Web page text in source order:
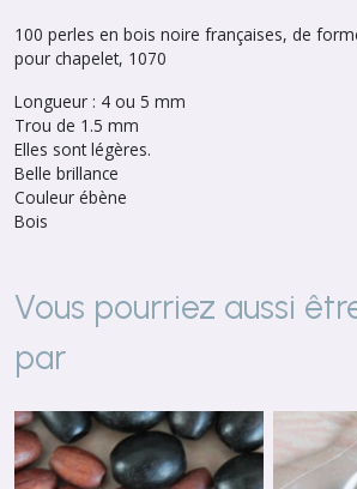
100 perles en bois noire françaises, de
pour chapelet, 1070
Longueur : 4 ou 5 mm
Trou de 1.5 mm
Elles sont légères.
Belle brillance
Couleur ébène
Bois
Vous pourriez aussi
par